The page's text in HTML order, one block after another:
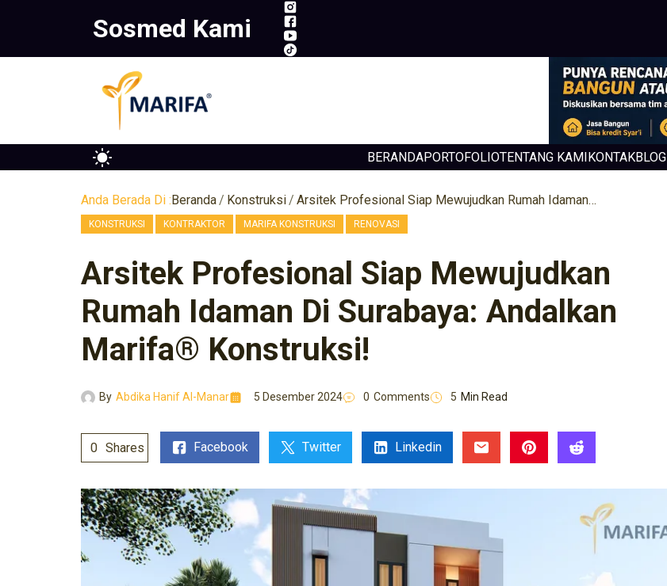
Sosmed Kami
BERANDAPORTOFOLIOTENTANG KAMIKONTAKBLOG
Anda Berada Di :Beranda Konstruksi Arsitek Profesional Siap Mewujudkan Rumah Idaman Di Surabaya: Andalkan Marifa® Konstruksi!
KONSTRUKSI KONTRAKTOR MARIFA KONSTRUKSI RENOVASI
Arsitek Profesional Siap Mewujudkan
Rumah Idaman Di Surabaya: Andalkan
Marifa® Konstruksi!
By Abdika Hanif Al-Manar 5 Desember 2024 0 Comments 5 Min Read
0 Shares Facebook Twitter Linkedin